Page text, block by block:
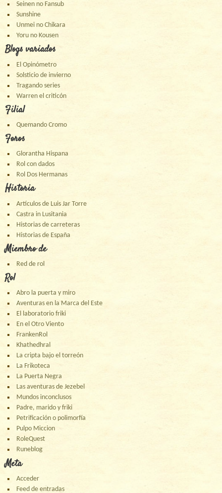
Seinen no Fansub
Sunshine
Unmei no Chikara
Yoru no Kousen
Blogs variados
El Opinómetro
Solsticio de invierno
Tragando series
Warren el criticón
Filial
Quemando Cromo
Foros
Glorantha Hispana
Rol con dados
Rol Dos Hermanas
Historia
Artículos de Luis Jar Torre
Castra in Lusitania
Historias de carreteras
Historias de España
Miembro de
Red de rol
Rol
Abro la puerta y miro
Aventuras en la Marca del Este
El laboratorio friki
En el Otro Viento
FrankenRol
Khathedhral
La cripta bajo el torreón
La Frikoteca
La Puerta Negra
Las aventuras de Jezebel
Mundos inconclusos
Padre, marido y friki
Petrificación o polimorfía
Pulpo Miccion
RoleQuest
Runeblog
Meta
Acceder
Feed de entradas